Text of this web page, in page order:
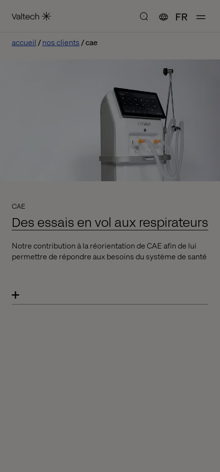
FR
accueil nos clients cae
CAE
Des essais en vol aux respirateurs
Notre contribution à la réorientation de CAE afin de lui
permettre de répondre aux besoins du système de santé